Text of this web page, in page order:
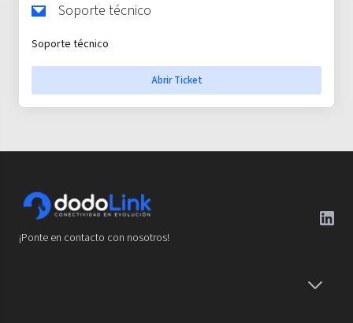
Soporte técnico
Soporte técnico
Abrir Ticket
¡Ponte en contacto con nosotros!